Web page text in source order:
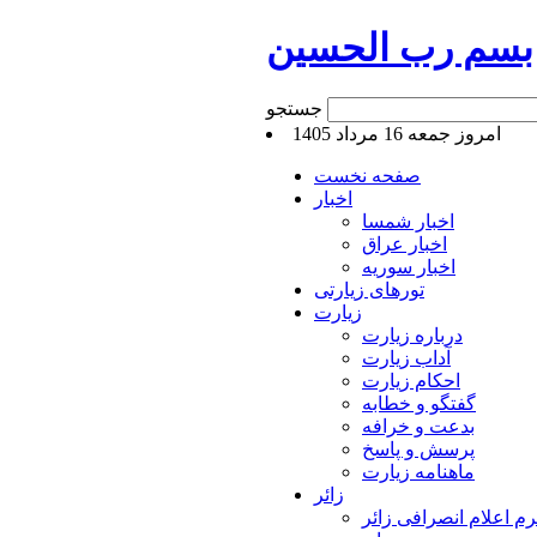
بسم رب الحسین
امروز جمعه 16 مرداد 1405
صفحه نخست
اخبار
اخبار شمسا
اخبار عراق
اخبار سوریه
تورهای زیارتی
زیارت
درباره زیارت
آداب زیارت
احکام زیارت
گفتگو و خطابه
بدعت و خرافه
پرسش و پاسخ
ماهنامه زیارت
زائر
اعلام انصرافی زائر